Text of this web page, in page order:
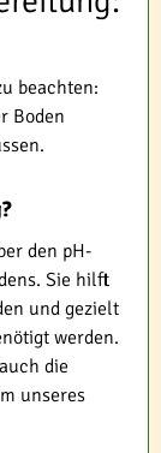
beachten:
Boden
den pH-
Sie hilft
und gezielt
werden.
die
unseres